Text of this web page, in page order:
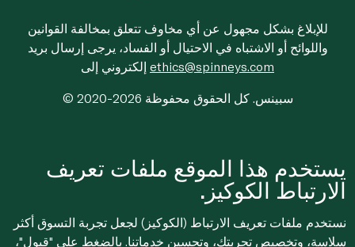
للإبلاغ بشكل مجهول عن أي مخاوف تتعلق بمخالفة القوانين
واللوائح أو الاشتباه في الاحتيال أو الفساد، يرجى إرسال بريد
ethics@spinneys.com
© 2020-2026 سبينس. كل الحقوق محفوظة
يستخدم هذا الموقع ملفات تعريف
الارتباط الكوكيز.
نستخدم ملفات تعريف الارتباط (الكوكيز) لجعل تجربة التسوق أكثر
سلاسة، وتخصيص تجربتك، وتحسين خدماتنا. بالضغط على "قبول"،